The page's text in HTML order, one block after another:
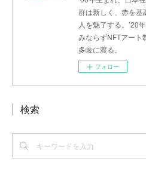
群は新しく、赤を基
人を魅了する。’20
みならずNFTアート
多岐に渡る。
フォロー
検索